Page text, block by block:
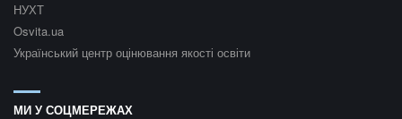
НУХТ
Osvita.ua
Український центр оцінювання якості освіти
МИ У СОЦМЕРЕЖАХ